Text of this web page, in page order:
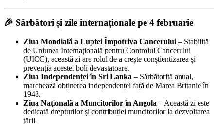
🎉 Sărbători și zile internaționale pe 4 februarie
Ziua Mondială a Luptei Împotriva Cancerului – Stabilită
de Uniunea Internațională pentru Controlul Cancerului
(UICC), această zi are rolul de a crește conștientizarea și
prevenția acestei boli devastatoare.
Ziua Independenței în Sri Lanka – Sărbătorită anual,
marchează obținerea independenței față de Marea Britanie în
1948.
Ziua Națională a Muncitorilor în Angola – Această zi este
dedicată drepturilor și contribuției muncitorilor la dezvoltarea
țării.